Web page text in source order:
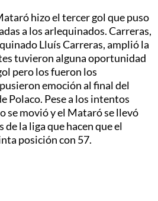
hizo el tercer gol que puso
a los arlequinados. Carreras,
Lluís Carreras, amplió la
tuvieron alguna oportunidad
pero los fueron los
emoción al final del
Polaco. Pese a los intentos
se movió y el Mataró se llevó
la liga que hacen que el
posición con 57.